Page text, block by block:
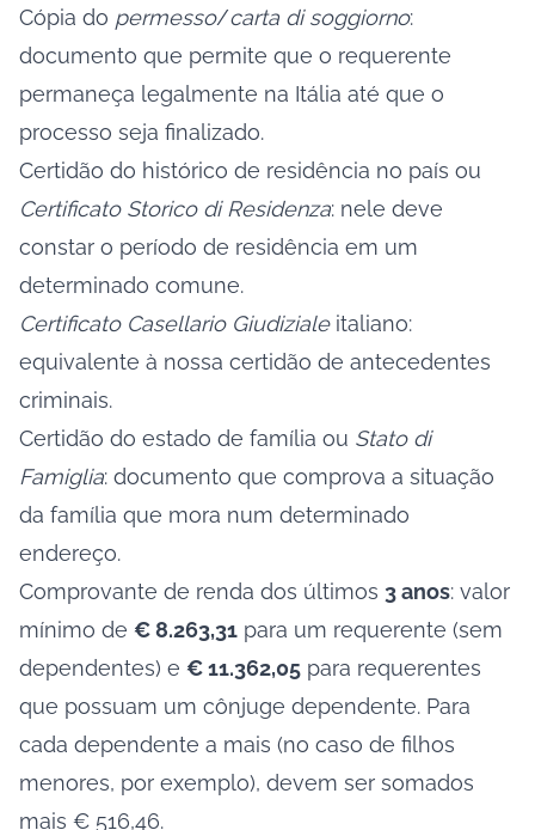
Cópia do permesso/carta di soggiorno:
documento que permite que o requerente
permaneça legalmente na Itália até que o
processo seja finalizado.
Certidão do histórico de residência no país ou
Certificato Storico di Residenza: nele deve
constar o período de residência em um
determinado comune.
Certificato Casellario Giudizialeitaliano:
equivalente à nossa certidão de antecedentes
criminais.
Certidão do estado de família ou Stato di
Famiglia: documento que comprova a situação
da família que mora num determinado
endereço.
Comprovante de renda dos últimos 3 anos: valor
mínimo de € 8.263,31 para um requerente (sem
dependentes) e € 11.362,05 para requerentes
que possuam um cônjuge dependente. Para
cada dependente a mais (no caso de filhos
menores, por exemplo), devem ser somados
mais € 516,46.